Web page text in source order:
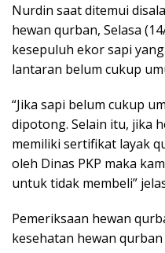
Nurdin saat ditemui
hewan qurban, Selasa
kesepuluh ekor sapi
lantaran belum cukup
“Jika sapi belum cukup
dipotong. Selain itu, jika
memiliki sertifikat layak
oleh Dinas PKP maka
untuk tidak membeli”
Pemeriksaan hewan
kesehatan hewan